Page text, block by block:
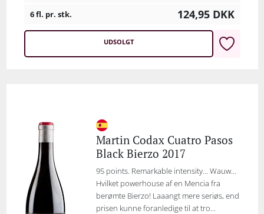
6 fl. pr. stk. 124,95 DKK
UDSOLGT
Martin Codax Cuatro Pasos
Black Bierzo 2017
95 points. Remarkable intensity... Wauw...
Hvilket powerhouse af en Mencia fra
berømte Bierzo! Laaangt mere seriøs, end
prisen kunne foranledige til at tro...